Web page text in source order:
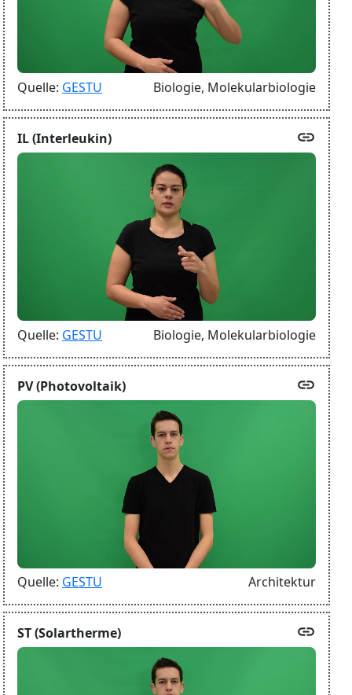
Quelle: GESTU Biologie, Molekularbiologie
IL (Interleukin) link
Quelle: GESTU Biologie, Molekularbiologie
PV (Photovoltaik) link
Quelle: GESTU Architektur
ST (Solartherme) link